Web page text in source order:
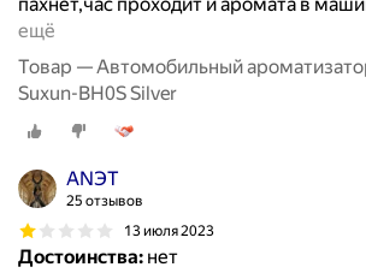
ещё
Товар — Автомобильный
Suxun-BH0S Silver
ANЭT
25 отзывов
13 июля 2023
Достоинства: нет